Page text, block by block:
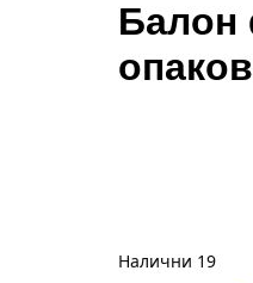
Балон
Налични 19